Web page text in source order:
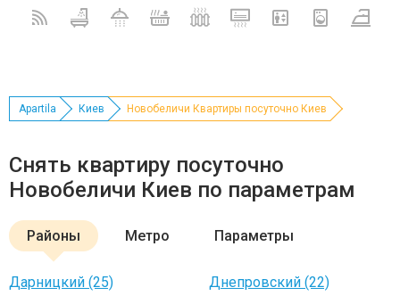
Apartila Киев Новобеличи Квартиры посуточно Киев
Снять квартиру посуточно
Новобеличи Киев по параметрам
Районы Метро Параметры
Дарницкий (25)
Днепровский (22)